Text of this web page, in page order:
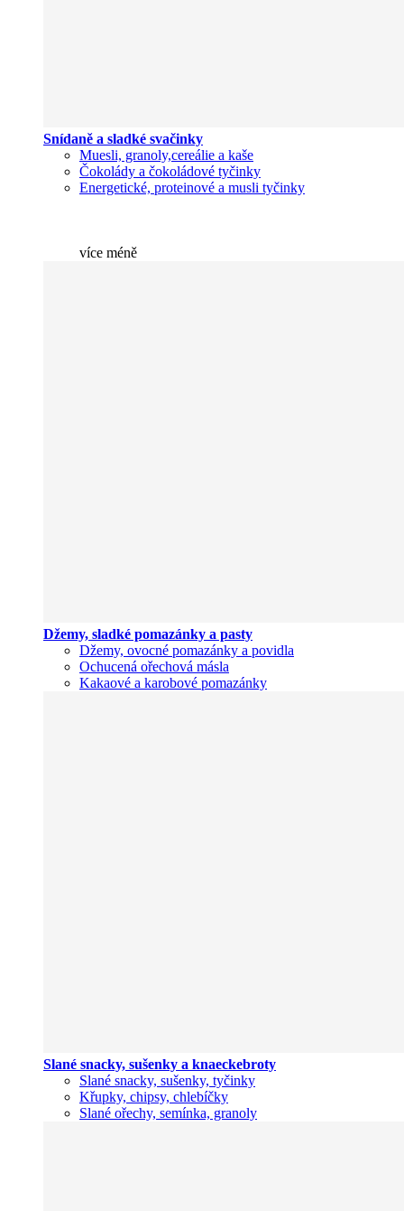
Snídaně a sladké svačinky
Muesli, granoly,cereálie a kaše
Čokolády a čokoládové tyčinky
Energetické, proteinové a musli tyčinky
více méně
Džemy, sladké pomazánky a pasty
Džemy, ovocné pomazánky a povidla
Ochucená ořechová másla
Kakaové a karobové pomazánky
Slané snacky, sušenky a knaeckebroty
Slané snacky, sušenky, tyčinky
Křupky, chipsy, chlebíčky
Slané ořechy, semínka, granoly